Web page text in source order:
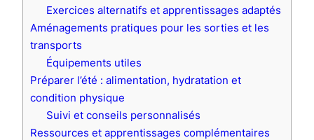
Exercices alternatifs et apprentissages adaptés
Aménagements pratiques pour les sorties et les
transports
Équipements utiles
Préparer l’été : alimentation, hydratation et
condition physique
Suivi et conseils personnalisés
Ressources et apprentissages complémentaires